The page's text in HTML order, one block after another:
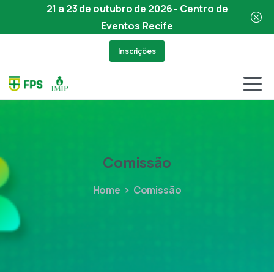
21 a 23 de outubro de 2026 - Centro de
Eventos Recife
Inscrições
Comissão
Home Comissão